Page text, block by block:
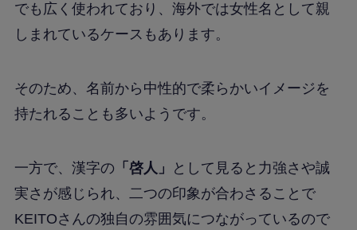
でも広く使われており、海外では女性名として親
しまれているケースもあります。
そのため、名前から中性的で柔らかいイメージを
持たれることも多いようです。
一方で、漢字の 「啓人」
として見ると力強さや誠
実さが感じられ、二つの印象が合わさることで
KEITOさんの独自の雰囲気につながっているので